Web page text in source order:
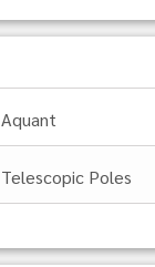
Aquant
Telescopic Poles